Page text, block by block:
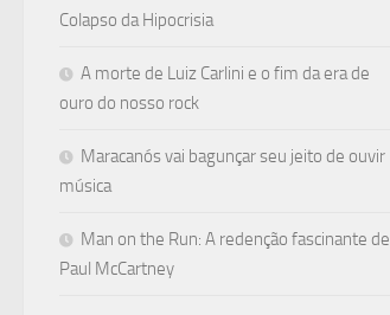
Colapso da Hipocrisia
A morte de Luiz Carlini e o fim da era de
ouro do nosso rock
Maracanós vai bagunçar seu jeito de ouvir
música
Man on the Run: A redenção fascinante de
Paul McCartney